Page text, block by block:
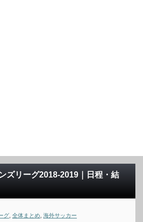
ズリーグ2018-2019｜日程・結
グ 全体まとめ 海外サッカー